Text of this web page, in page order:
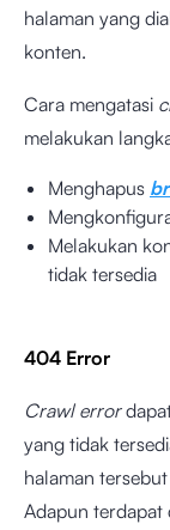
halaman yang
konten.
Cara mengatasi
melakukan
Menghapus
Melakukan
tidak tersedia
404 Error
Crawl error
yang tidak
halaman
Adapun